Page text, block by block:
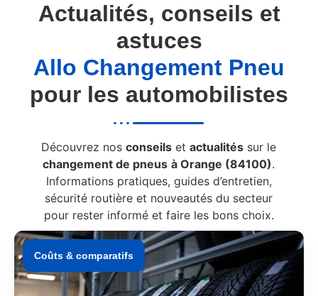
Actualités, conseils et
astuces
Allo Changement Pneu
pour les automobilistes
Découvrez nosconseils etactualités sur le
changement de pneus à Orange (84100).
Informations pratiques, guides d’entretien,
sécurité routière et nouveautés du secteur
pour rester informé et faire les bons choix.
Coûts & comparatifs